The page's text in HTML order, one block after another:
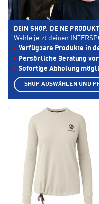
DEIN SHOP. DEINE
Wähle jetzt deinen
Verfügbare Produkte in
Persönliche Beratung
Sofortige Abholung